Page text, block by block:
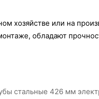
хозяйстве или на
обладают
стальные 426 мм